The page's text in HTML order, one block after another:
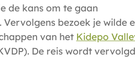
de kans om te gaan
bezoek je wilde
van het Kidepo
De reis wordt vervolgd